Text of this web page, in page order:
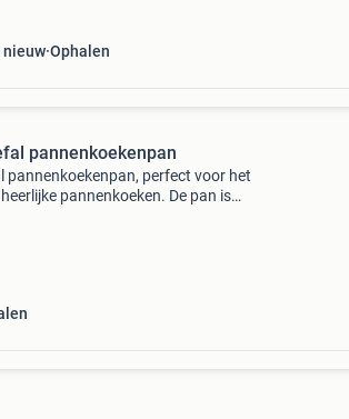
nieuw Ophalen
pannenkoekenpan
pannenkoekenpan, perfect voor het
pannenkoeken. De pan is